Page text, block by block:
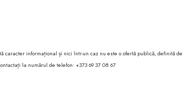
informațional și nici într-un caz nu este o ofertă publică, definită
la numărul de telefon: +373 69 37 08 67